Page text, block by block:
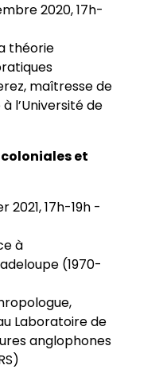
2020, 17h-
théorie
maîtresse de
l’Université de
et
2021, 17h-19h -
à
(1970-
Laboratoire de
anglophones